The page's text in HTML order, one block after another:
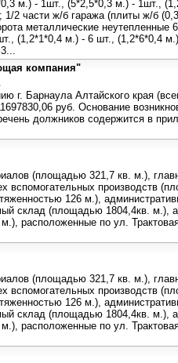
м.) - 1шт., (5*2,5*0,3 м.) - 1шт.,
2 части ж/б гаpажа (плиты ж/б
металлические неутепленные
(1,2*1*0,4 м.) - 6 шт., (1,2*6*0,4
компания"
г. Барнаула Алтайского края
руб. Основание
должников содержится в
(площадью 321,7 кв. м.),
вспомогательных производств
126 м.),
склад (площадью 1804,4кв. м.),
расположенные по ул.
(площадью 321,7 кв. м.),
вспомогательных производств
126 м.),
склад (площадью 1804,4кв. м.),
расположенные по ул.